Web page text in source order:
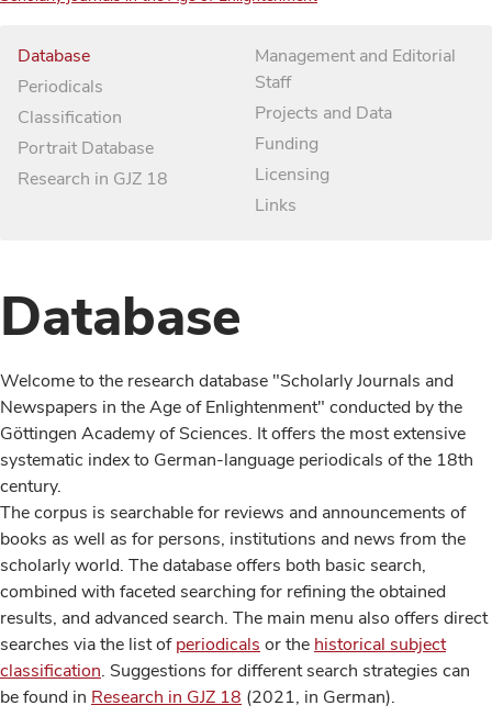
Database
Periodicals
Classification
Portrait Database
Research in GJZ 18
Management and Editorial
Staff
Projects and Data
Funding
Licensing
Links
Database
Welcome to the research database "Scholarly Journals and
Newspapers in the Age of Enlightenment" conducted by the
Göttingen Academy of Sciences. It offers the most extensive
systematic index to German-language periodicals of the 18th
century.
The corpus is searchable for reviews and announcements of
books as well as for persons, institutions and news from the
scholarly world. The database offers both basic search,
combined with faceted searching for refining the obtained
results, and advanced search. The main menu also offers direct
searches via the list ofperiodicals or the historical subject
classification. Suggestions for different search strategies can
be found in Research in GJZ 18 (2021, in German).